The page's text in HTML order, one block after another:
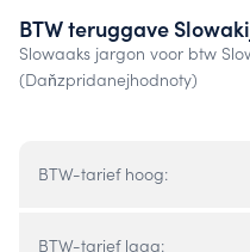
voor teruggave van uw
ontvang u in ieder geval niet
BTW teruggave
Slowaaks jargon voor btw
(Daňzpridanejhodnoty)
BTW-tarief hoog:
BTW-tarief laag: